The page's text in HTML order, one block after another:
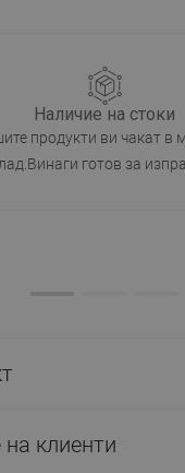
Наличие на стоки
продукти ви чакат в
готов за
клиенти